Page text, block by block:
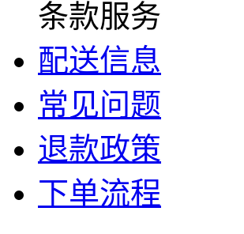
条款服务
配送信息
常见问题
退款政策
下单流程